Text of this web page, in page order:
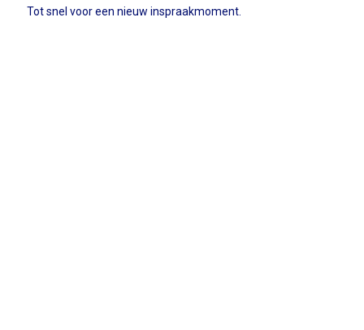
Tot snel voor een nieuw inspraakmoment.